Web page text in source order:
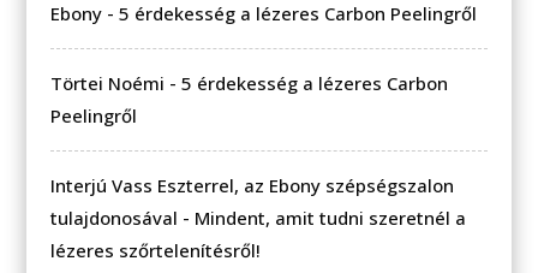
Ebony -5 érdekesség a lézeres Carbon Peelingről
Törtei Noémi -5 érdekesség a lézeres Carbon
Peelingről
Interjú Vass Eszterrel, az Ebony szépségszalon
tulajdonosával - Mindent, amit tudni szeretnél a
lézeres szőrtelenítésről!